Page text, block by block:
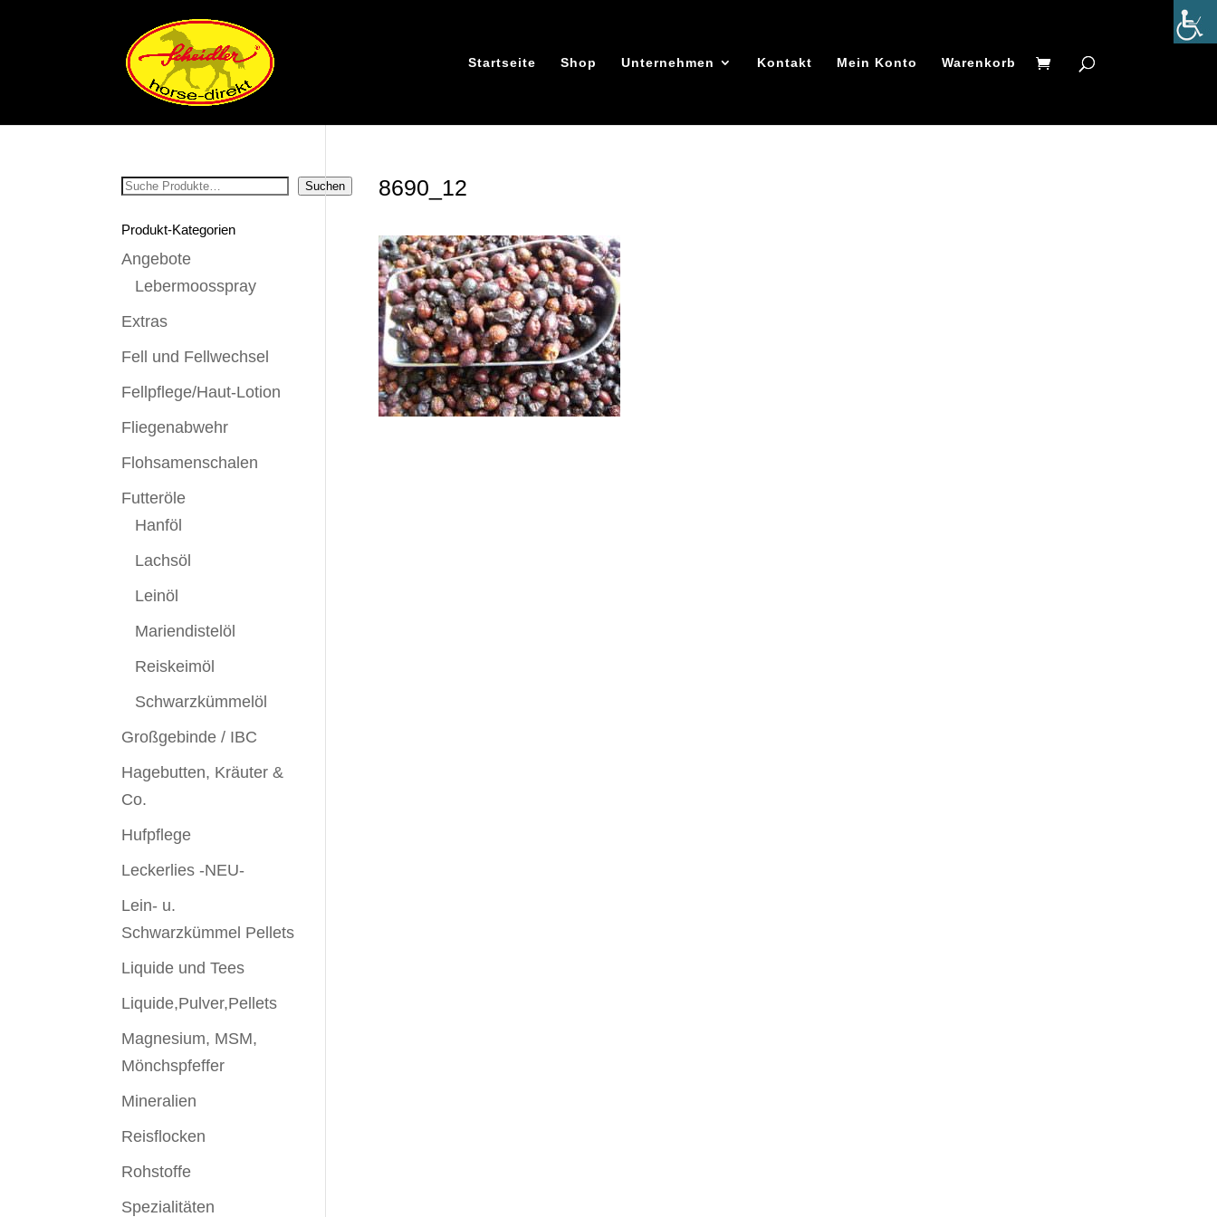
Startseite Shop Unternehmen Kontakt Mein Konto Warenkorb
8690_12
Suchen Suchen
Produkt-Kategorien
Angebote
Lebermoosspray
Extras
Fell und Fellwechsel
Fellpflege/Haut-Lotion
Fliegenabwehr
Flohsamenschalen
Futteröle
Hanföl
Lachsöl
Leinöl
Mariendistelöl
Reiskeimöl
Schwarzkümmelöl
Großgebinde / IBC
Hagebutten, Kräuter &
Co.
Hufpflege
Leckerlies -NEU-
Lein- u.
Schwarzkümmel Pellets
Liquide und Tees
Liquide,Pulver,Pellets
Magnesium, MSM,
Mönchspfeffer
Mineralien
Reisflocken
Rohstoffe
Spezialitäten